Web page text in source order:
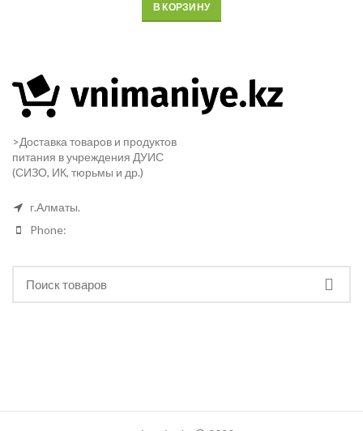
В КОРЗИНУ
В КОРЗИНУ
>Доставка товаров и продуктов
питания в учреждения ДУИС
(СИЗО, ИК, тюрьмы и др.)
г.Алматы.
Phone: